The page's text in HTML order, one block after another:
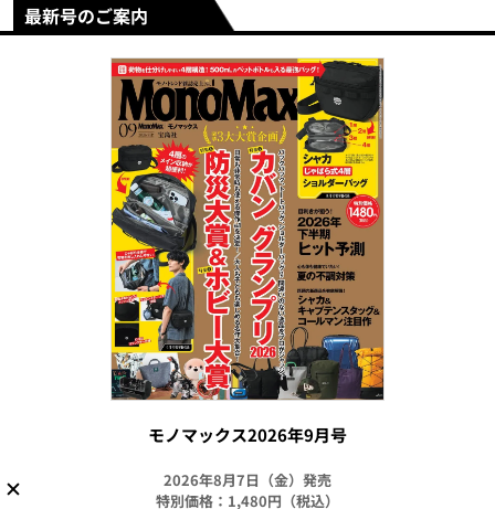
最新号のご案内
モノマックス2026年9月号
2026年8月7日（金）発売
特別価格：1,480円（税込）